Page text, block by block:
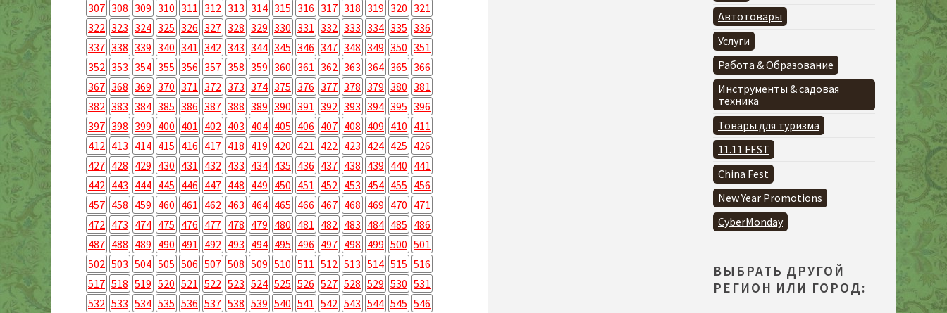
307 308 309 310 311 312 313 314 315 316 317 318 319 320 321
322 323 324 325 326 327 328 329 330 331 332 333 334 335 336
337 338 339 340 341 342 343 344 345 346 347 348 349 350 351
352 353 354 355 356 357 358 359 360 361 362 363 364 365 366
367 368 369 370 371 372 373 374 375 376 377 378 379 380 381
382 383 384 385 386 387 388 389 390 391 392 393 394 395 396
397 398 399 400 401 402 403 404 405 406 407 408 409 410 411
412 413 414 415 416 417 418 419 420 421 422 423 424 425 426
427 428 429 430 431 432 433 434 435 436 437 438 439 440 441
442 443 444 445 446 447 448 449 450 451 452 453 454 455 456
457 458 459 460 461 462 463 464 465 466 467 468 469 470 471
472 473 474 475 476 477 478 479 480 481 482 483 484 485 486
487 488 489 490 491 492 493 494 495 496 497 498 499 500 501
502 503 504 505 506 507 508 509 510 511 512 513 514 515 516
517 518 519 520 521 522 523 524 525 526 527 528 529 530 531
532 533 534 535 536 537 538 539 540 541 542 543 544 545 546
Автотовары
Услуги
Работа & Образование
Инструменты & садовая
техника
Товары для туризма
11.11 FEST
China Fest
New Year Promotions
CyberMonday
ВЫБРАТЬ ДРУГОЙ
РЕГИОН ИЛИ ГОРОД: